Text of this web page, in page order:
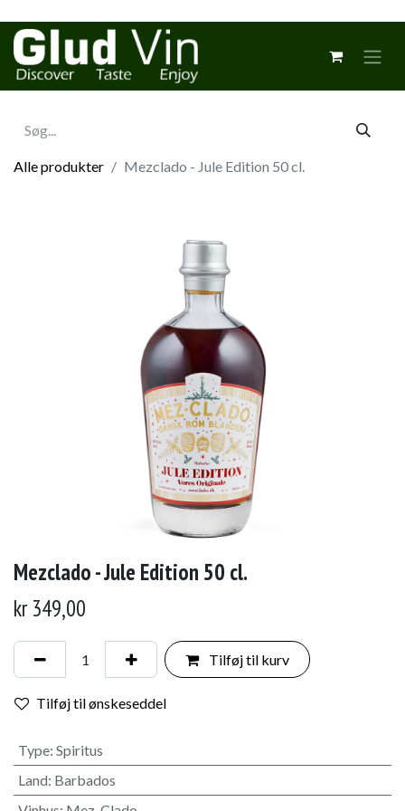
Alle produkter Mezclado - Jule Edition 50 cl.
Mezclado - Jule Edition 50 cl.
kr349,00
Tilføj til kurv
Tilføj til ønskeseddel
Type: Spiritus
Land: Barbados